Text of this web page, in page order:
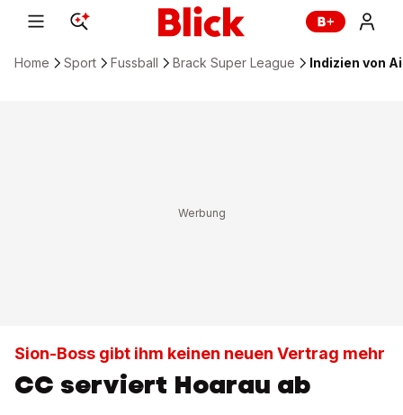
Home Sport Fussball Brack Super League Indizien von
Sion-Boss gibt ihm keinen neuen Vertrag mehr
CC serviert Hoarau ab